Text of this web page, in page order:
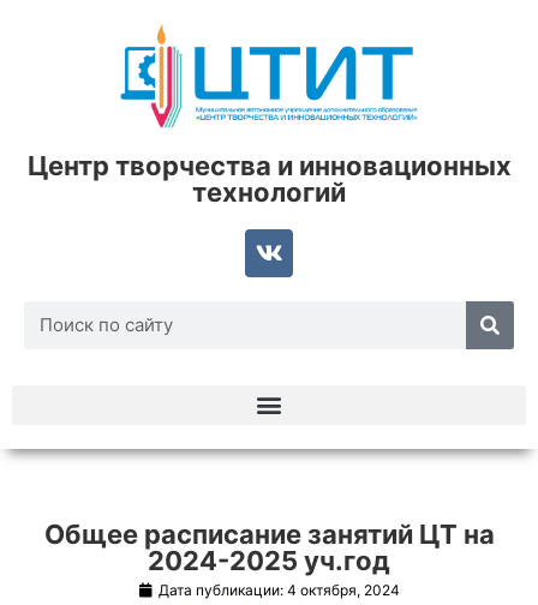
Центр творчества и инновационных
технологий
Общее расписание занятий ЦТ на
2024-2025 уч.год
Дата публикации: 4 октября, 2024